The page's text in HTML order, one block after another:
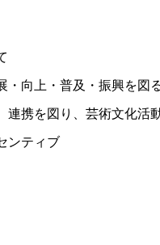
・向上・普及・振興を図
連携を図り、芸術文化活
ンティブ